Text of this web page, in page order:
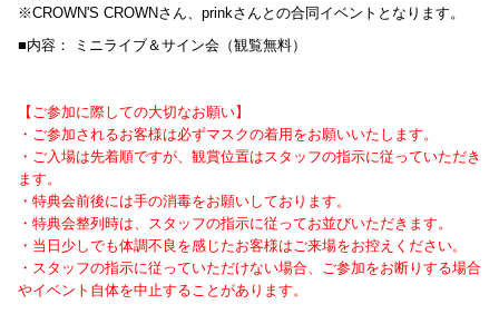
※CROWN'S CROWNさん、prinkさんとの合同イベントとなります。
■内容： ミニライブ＆サイン会（観覧無料）
【ご参加に際しての大切なお願い】
・ご参加されるお客様は必ずマスクの着用をお願いいたします。
・ご入場は先着順ですが、観賞位置はスタッフの指示に従っていただき
ます。
・特典会前後には手の消毒をお願いしております。
・特典会整列時は、スタッフの指示に従ってお並びいただきます。
・当日少しでも体調不良を感じたお客様はご来場をお控えください。
・スタッフの指示に従っていただけない場合、ご参加をお断りする場合
やイベント自体を中止することがあります。